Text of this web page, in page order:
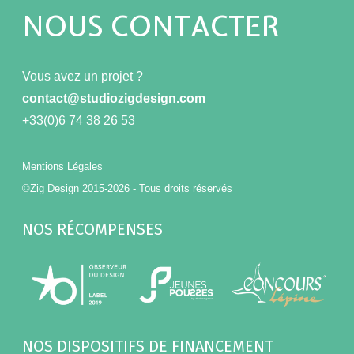
NOUS CONTACTER
Vous avez un projet ?
contact@studiozigdesign.com
+33(0)6 74 38 26 53
Mentions Légales
©Zig Design 2015-2026 - Tous droits réservés
NOS RÉCOMPENSES
NOS DISPOSITIFS DE FINANCEMENT